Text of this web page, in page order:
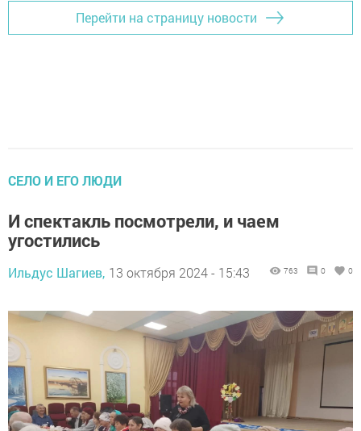
Перейти на страницу новости
СЕЛО И ЕГО ЛЮДИ
И спектакль посмотрели, и чаем
угостились
Ильдус Шагиев, 13 октября 2024 - 15:43 763 0 0